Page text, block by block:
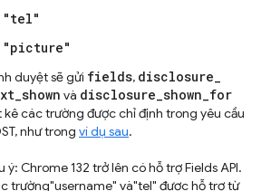
"tel"
"picture"
duyệt sẽ gửi fields, disclosure_
_shown và disclosure_shown_for
kê các trường được chỉ định trong yêu cầu
như trong ví dụ sau.
ý: Chrome 132 trở lên có hỗ trợ Fields API.
trường"username" và"tel" được hỗ trợ từ